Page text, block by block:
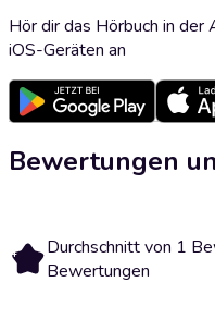
Hör dir das Hörbuch in
iOS-Geräten an
Bewertungen
4 Durchschnitt von 1
Bewertungen